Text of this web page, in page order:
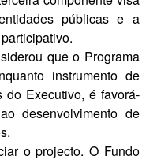
públicas e a
que o Programa
ins­trumento de
do Executivo, é favorá­
de­senvolvimento de
o projecto. O Fundo